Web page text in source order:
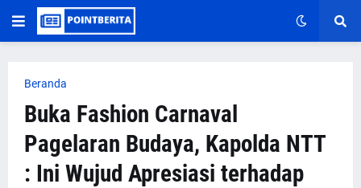
Beranda
Buka Fashion Carnaval
Pagelaran Budaya, Kapolda NTT
: Ini Wujud Apresiasi terhadap